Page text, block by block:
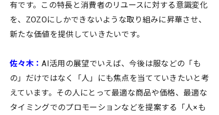
有です。この特長と消費者のリユースに対する意識変化
を、ZOZOにしかできないような取り組みに昇華させ、
新たな価値を提供していきたいです。
佐々木：AI活用の展望でいえば、今後は服などの「も
の」だけではなく「人」にも焦点を当てていきたいと考
えています。その人にとって最適な商品や価格、最適な
タイミングでのプロモーションなどを提案する「人×も